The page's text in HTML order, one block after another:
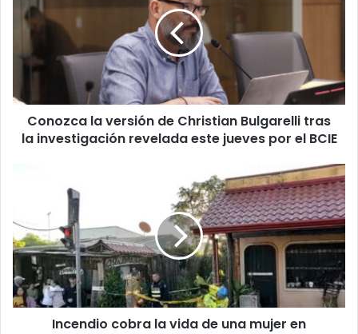
de
Bulgarelli
tras
investigación
revelada
este
Conozca la versión de Christian Bulgarelli tras
la investigación revelada este jueves por el BCIE
vida
de
una
mujer
en
Desamparados
Incendio cobra la vida de una mujer en